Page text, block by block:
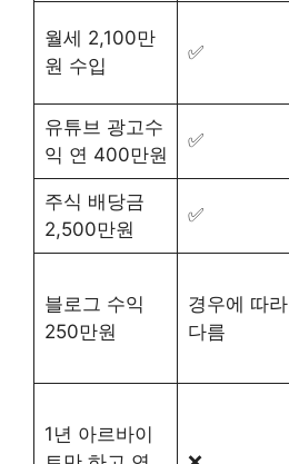
월세 2,100만
원 수입
✅
유튜브 광고수
익 연 400만원
✅
주식 배당금
2,500만원
✅
블로그 수익
250만원
경우에 따라
다름
1년 아르바이